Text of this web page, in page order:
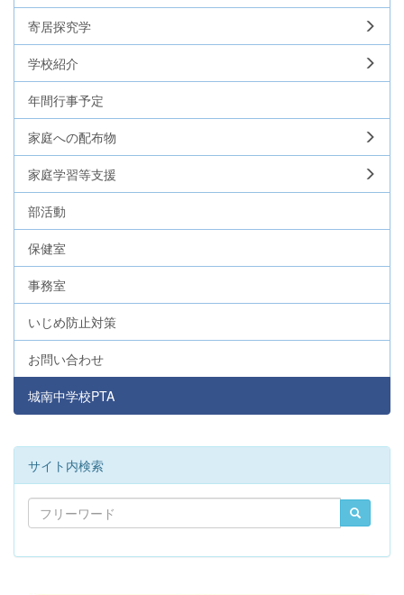
寄居探究学
学校紹介
年間行事予定
家庭への配布物
家庭学習等支援
部活動
保健室
事務室
いじめ防止対策
お問い合わせ
城南中学校PTA
サイト内検索